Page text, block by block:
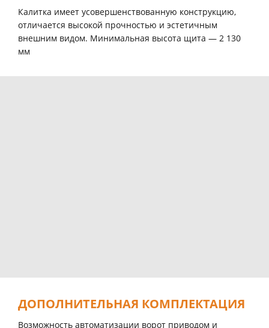
Калитка имеет усовершенствованную конструкцию,
отличается высокой прочностью и эстетичным
внешним видом. Минимальная высота щита — 2 130
мм
ДОПОЛНИТЕЛЬНАЯ КОМПЛЕКТАЦИЯ
Возможность автоматизации ворот приводом и